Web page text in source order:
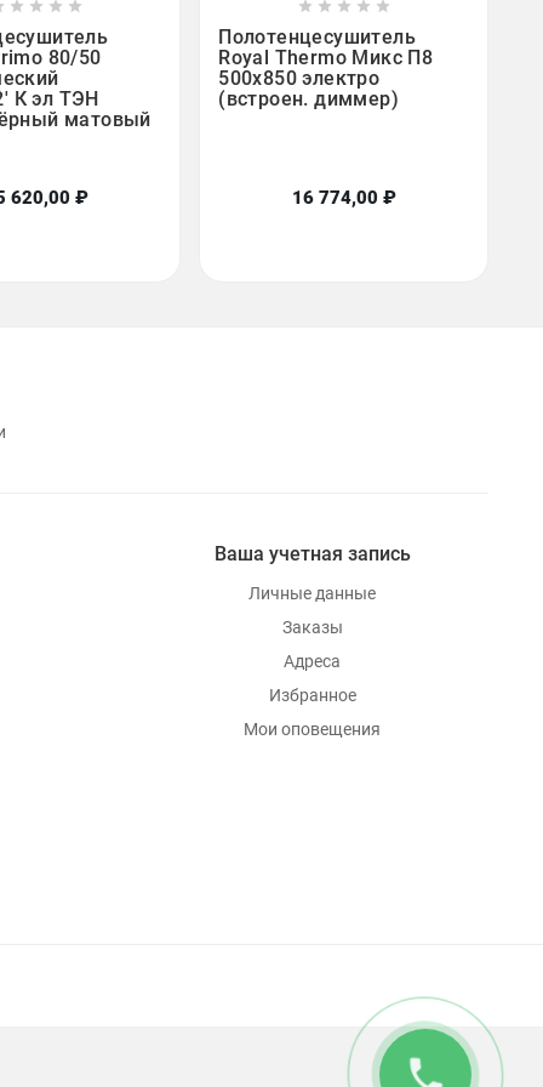
   
80/50
К эл ТЭН
матовый
620,00 ₽
    
Полотенцесушитель
Royal Thermo Микс П8
500х850 электро
(встроен. диммер)
16 774,00 ₽
Ваша учетная запись
Личные данные
Заказы
Адреса
Избранное
Мои оповещения
phone